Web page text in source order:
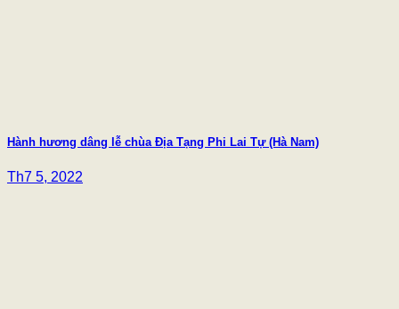
Hành hương dâng lễ chùa Địa Tạng Phi Lai Tự (Hà Nam)
Th7 5, 2022